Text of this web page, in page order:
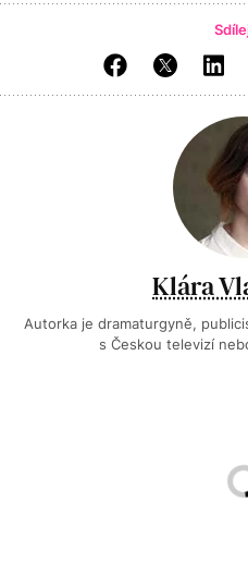
Klára
Autorka je dramaturgyně,
s Českou televizí